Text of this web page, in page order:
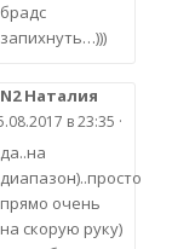
брадс
запихнуть…)))
N2 Наталия
в 23:35 ·
да..на
диапазон)..просто
прямо очень
на скорую руку)